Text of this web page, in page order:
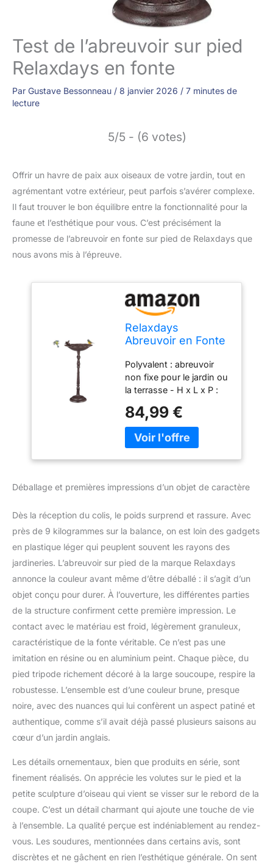
Test de l’abreuvoir sur pied
Relaxdays en fonte
Par Gustave Bessonneau / 8 janvier 2026 / 7 minutes de
lecture
5/5 - (6 votes)
Offrir un havre de paix aux oiseaux de votre jardin, tout en
agrémentant votre extérieur, peut parfois s’avérer complexe.
Il faut trouver le bon équilibre entre la fonctionnalité pour la
faune et l’esthétique pour vous. C’est précisément la
promesse de l’abreuvoir en fonte sur pied de Relaxdays que
nous avons mis à l’épreuve.
Relaxdays
Abreuvoir en Fonte
mangeoire pour
Oiseaux Sauvages
74,5 cm Haut, Brun,
Marron
Polyvalent : abreuvoir
non fixe pour le jardin ou
la terrasse - H x L x P :
Métallique : superbe
accessoire en fonte de
fer massif - À remplir
d’ornements floraux -
récipient Non fixe :
abreuvoir résistant aux
intempéries - À placer en
semble Détails :
dimensions de la partie à
remplir H x D : env. 7 x
35 cm - Poids net : 8,8
kg
84,99 €
Déballage et premières impressions d’un objet de caractère
Dès la réception du colis, le poids surprend et rassure. Avec
près de 9 kilogrammes sur la balance, on est loin des gadgets
en plastique léger qui peuplent souvent les rayons des
jardineries. L’abreuvoir sur pied de la marque Relaxdays
annonce la couleur avant même d’être déballé : il s’agit d’un
objet conçu pour durer. À l’ouverture, les différentes parties
de la structure confirment cette première impression. Le
contact avec le matériau est froid, légèrement granuleux,
caractéristique de la fonte véritable. Ce n’est pas une
imitation en résine ou en aluminium peint. Chaque pièce, du
pied tripode richement décoré à la large soucoupe, respire la
robustesse. L’ensemble est d’une couleur brune, presque
noire, avec des nuances qui lui confèrent un aspect patiné et
authentique, comme s’il avait déjà passé plusieurs saisons au
cœur d’un jardin anglais.
Les détails ornementaux, bien que produits en série, sont
finement réalisés. On apprécie les volutes sur le pied et la
petite sculpture d’oiseau qui vient se visser sur le rebord de la
coupe. C’est un détail charmant qui ajoute une touche de vie
à l’ensemble. La qualité perçue est indéniablement au rendez-
vous. Les soudures, mentionnées dans certains avis, sont
discrètes et ne gâchent en rien l’esthétique générale. On sent